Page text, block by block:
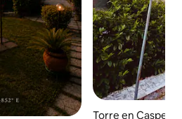
Torre en Casperia